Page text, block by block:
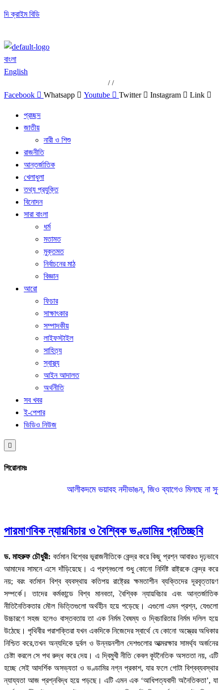
দি ক্রাইম বিডি
বাংলা
English
/ /
Facebook Whatsapp Youtube Twitter Instagram Link
প্রচ্ছদ
জাতীয়
নারী ও শিশু
রাজনীতি
আন্তর্জাতিক
খেলাধুলা
তথ্য প্রযুক্তি
বিনোদন
সারা বাংলা
ধর্ম
মতামত
মুক্তমত
নির্বাচনের মাঠ
বিজ্ঞান
আরো
ফিচার
সাক্ষাৎকার
সম্পাদকীয়
লাইফস্টাইল
সাহিত্য
স্বাস্থ্য
আইন আদালত
অর্থনীতি
সব খবর
ই-পেপার
ভিডিও নিউজ
Hamburger
Toggle
শিরোনামঃ
আলীকদমে ভয়াবহ নদীভাঙন, জিও ব্যাগেও মিলছে না সুরক্ষা||
পারমাণবিক ন্যায়বিচার ও বৈশ্বিক ভণ্ডামির প্রতিচ্ছবি
ড. মাহরুফ চৌধুরী: বর্তমান বিশ্বের ভূরাজনীতিকে কেন্দ্র করে কিছু প্রশ্ন আবারও দৃঢ়ভাবে
আমাদের সামনে এসে দাঁড়িয়েছে। এ প্রশ্নগুলো শুধু কোনো নির্দিষ্ট রাষ্ট্রকে কেন্দ্র করে
নয়; বরং বর্তমান বিশ্ব ব্যবস্থায় কতিপয় রাষ্ট্রের ক্ষমতাশীন ব্যক্তিদের দূরবৃত্তায়ণ
সম্পর্কে। তাদের কর্মকান্ডে বিশ্ব মানবতা, বৈশ্বিক ন্যায়বিচার এবং আন্তর্জাতিক
নীতিনৈতিকতার মৌল ভিত্তিগুলো অর্থহীন হয়ে পড়েছে। এগুলো এমন প্রশ্ন, যেগুলো
উচ্চারণে সহজ হলেও বাস্তবতায় তা এক নির্মম বৈষম্য ও দ্বিচারিতার নির্মম দলিল হয়ে
উঠেছে। পৃথিবীর পরাশক্তিরা যখন একদিকে নিজেদের স্বার্থে যে কোনো অস্ত্রের অধিকার
নিশ্চিত করে,তখন অন্যদিকে দুর্বল ও উন্নয়নশীল দেশগুলোর আত্মরক্ষার সামর্থ্য অর্জনের
চেষ্টা করলে সে পথ রুদ্ধ করে দেয়। এ দ্বিমুখী নীতি কেবল কূটনৈতিক অসততা নয়, এটি
হচ্ছে সেই আদর্শিক অসভ্যতা ও ভণ্ডামির নগ্ন প্রকাশ, যার ফলে গোটা বিশ্বব্যবস্থার
ন্যায্যতা আজ প্রশ্নবিদ্ধ হয়ে পড়ছে। এটি এমন এক ‘আধিপত্যবাদী অনৈতিকতা’, যা